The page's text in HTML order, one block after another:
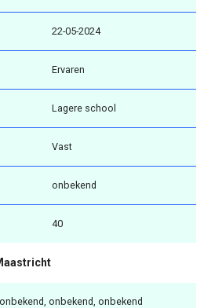
22-05-2024
Ervaren
Lagere school
Vast
onbekend
40
onbekend, onbekend, onbekend